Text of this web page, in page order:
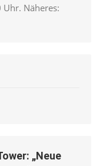
Uhr. Näheres:
„Neue